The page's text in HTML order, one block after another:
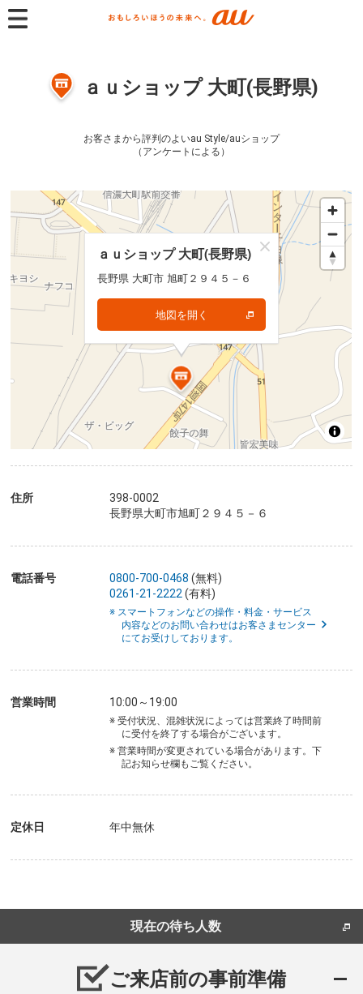
ａｕショップ 大町(長野県)
お客さまから評判のよいau Style/auショップ
（アンケートによる）
ａｕショップ 大町(長野県)
長野県 大町市 旭町２９４５－６
地図を開く
ａｕショップ 大町(長野県)
長野県 大町市 旭町２９４５－６
地図を開く
住所
398-0002
長野県大町市旭町２９４５－６
電話番号 0800-700-0468 (無料)
0261-21-2222 (有料)
※ スマートフォンなどの操作・料金・サービス
内容などのお問い合わせはお客さまセンター
にてお受けしております。
営業時間 10:00～19:00
※ 受付状況、混雑状況によっては営業終了時間前
に受付を終了する場合がございます。
※ 営業時間が変更されている場合があります。下
記お知らせ欄もご覧ください。
定休日 年中無休
現在の待ち人数
ご来店前の事前準備